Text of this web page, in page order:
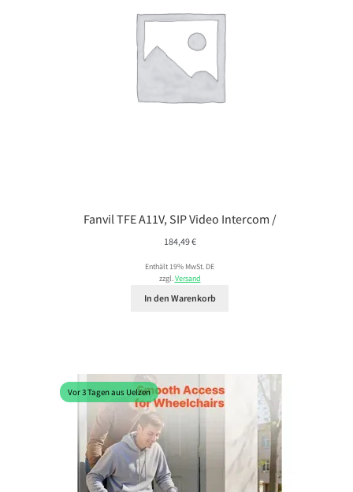
Fanvil TFE A11V, SIP Video Intercom /
184,49€
Enthält 19% MwSt. DE
zzgl.Versand
In den Warenkorb
Vor 3 Tagen aus Uelzen